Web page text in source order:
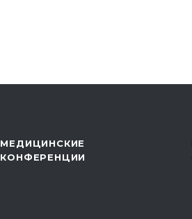
МЕДИЦИНСКИЕ
КОНФЕРЕНЦИИ